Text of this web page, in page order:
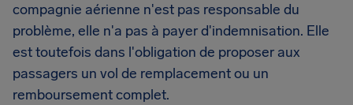
compagnie aérienne n'est pas responsable du
problème, elle n'a pas à payer d'indemnisation. Elle
est toutefois dans l'obligation de proposer aux
passagers un vol de remplacement ou un
remboursement complet.